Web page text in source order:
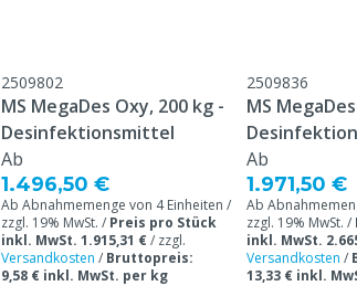
2509802
MS MegaDes Oxy, 200 kg -
Desinfektionsmittel
Ab
1.496,50 €
Ab Abnahmemenge von 4 Einheiten /
zzgl. 19% MwSt. / Preis pro Stück
inkl. MwSt. 1.915,31 €/ zzgl.
Versandkosten / Bruttopreis:
9,58 € inkl. MwSt. per kg
2509836
MS
Ab
1.971,50 €
Ab
zzgl. 19% MwSt. /
inkl. MwSt.
Versandkosten /
13,33 € inkl.